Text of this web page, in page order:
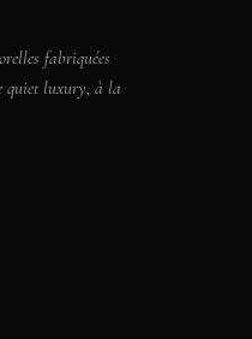
fabriquées
quiet luxury, à la